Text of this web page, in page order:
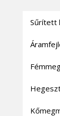
Sűrített